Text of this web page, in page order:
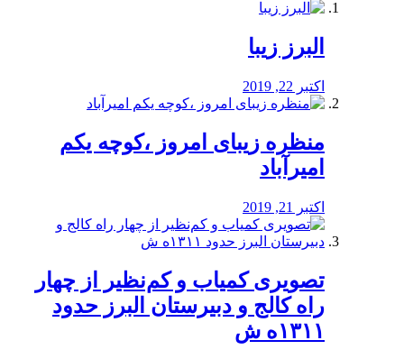
البرز زیبا
اکتبر 22, 2019
منظره‌‌ زیبای امروز ،کوچه یکم
امیرآباد
اکتبر 21, 2019
️تصویری کمیاب و کم‌نظیر از چهار
راه كالج و دبيرستان البرز حدود
۱۳۱۱ه ش